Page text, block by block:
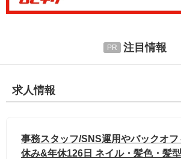
注目情報
求人情報
事務スタッフ/SNS運用やバックオ
休み&年休126日 ネイル・髪色・髪